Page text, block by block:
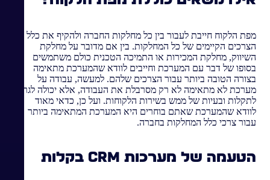
מפת הלקוח חייבת לעבור בין כל מחלקות החברה ולהקיף את כלל
הצרכים הקיימים של כל המחלקות. בין אם מדובר על מחלקת
השיווק, מחלקת המכירות או התמיכה הטכנית כולם משתמשים
בסופו של דבר עם המערכת וחייבים לוודא שהמערכת מתאימה
בצורה הטובה ביותר עבור הצרכים שלהם. למעשה, עבודה על
מערכת לא מתאימה לא רק מסרבלת את העבודה, אלא יכולה לגרום
לתקלות ובעיות של ממש בשירות הלקוחות. ועל כן, כדאי מאוד
לוודא שהמערכת שאתם בוחרים היא המערכת המתאימה ביותר
עבור צרכי כלל המחלקות בחברה.
הטעמה של מערכות CRM בקלות